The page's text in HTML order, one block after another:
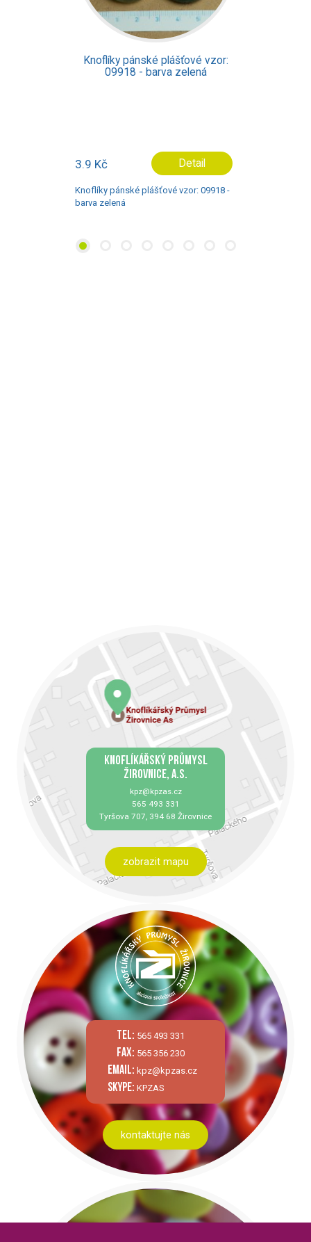
Knoflíky pánské plášťové vzor:
01594 - barva průhledná
1.7 Kč Detail
Knoflíky pánské plášťové vzor: 01594 -
barva průhledná
KNOFLÍKÁŘSKÝ PRŮMYSL
ŽIROVNICE, A.S.
kpz@kpzas.cz
565 493 331
Tyršova 707, 394 68 Žirovnice
zobrazit mapu
tel: 565 493 331
fax: 565 356 230
email: kpz@kpzas.cz
skype: KPZAS
kontaktujte nás